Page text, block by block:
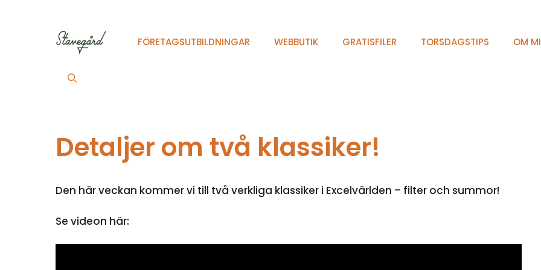
FÖRETAGSUTBILDNINGAR WEBBUTIK GRATISFILER TORSDAGSTIPS OM
Detaljer om två klassiker!
Den här veckan kommer vi till två verkliga klassiker i Excelvärlden – filter och summor!
Se videon här: